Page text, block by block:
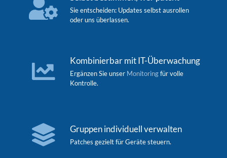
Sie entscheiden: Updates selbst ausrollen
oder uns überlassen.
Kombinierbar mit IT-Überwachung
Ergänzen Sie unser Monitoringfür volle
Kontrolle.
Gruppen individuell verwalten
Patches gezielt für Geräte steuern.